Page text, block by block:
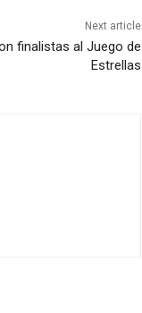
Next article
finalistas al Juego de
Estrellas